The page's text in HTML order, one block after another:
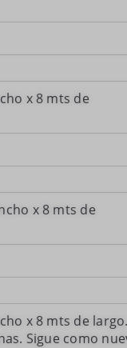
x 8 mts de
x 8 mts de
x 8 mts de
Sigue como